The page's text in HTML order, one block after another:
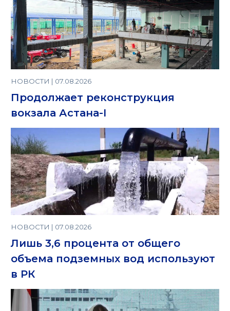
НОВОСТИ | 07.08.2026
Продолжает реконструкция
вокзала Астана-I
НОВОСТИ | 07.08.2026
Лишь 3,6 процента от общего
объема подземных вод используют
в РК